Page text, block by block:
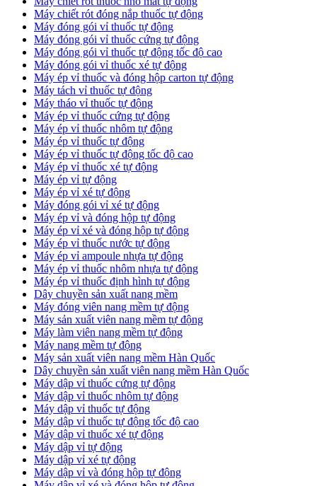
​Máy chiết rót đóng nắp thuốc tự động
​Máy đóng gói vỉ thuốc tự động
Máy đóng gói vỉ thuốc cứng tự động
Máy đóng gói vỉ thuốc tự động tốc độ cao
Máy đóng gói vỉ thuốc xé tự động
​Máy ép vỉ thuốc và đóng hộp carton tự động
​Máy tách vỉ thuốc tự động
​Máy tháo vỉ thuốc tự động
​Máy ép vỉ thuốc cứng tự động
Máy ép vỉ thuốc nhôm tự động
Máy ép vỉ thuốc tự động​
​Máy ép vỉ thuốc tự động tốc độ cao
​Máy ép vỉ thuốc xé tự động
​Máy ép vỉ tự động
​Máy ép vỉ xé tự động
​Máy đóng gói vỉ xé tự động
​Máy ép vỉ và đóng hộp tự động
​Máy ép vỉ xé và đóng hộp tự động
​Máy ép vỉ thuốc nước tự động
​Máy ép vỉ ampoule nhựa tự động
Máy ép vỉ thuốc nhôm nhựa tự động
​Máy ép vỉ thuốc định hình tự động
​Dây chuyền sản xuất nang mềm
Máy đóng viên nang mềm tự động
​Máy sản xuất viên nang mềm tự động
Máy làm viên nang mềm tự động
Máy nang mềm tự động
​Máy sản xuất viên nang mềm Hàn Quốc
​Dây chuyền sản xuất viên nang mềm Hàn Quốc
Máy dập vỉ thuốc cứng tự động
Máy dập vỉ thuốc nhôm tự động
Máy dập vỉ thuốc tự động​
​Máy dập vỉ thuốc tự động tốc độ cao
Máy dập vỉ thuốc xé tự động
​Máy dập vỉ tự động
​Máy dập vỉ xé tự động
​Máy dập vỉ và đóng hộp tự động